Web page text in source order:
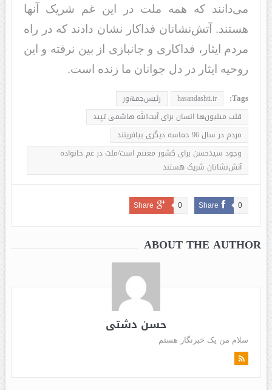
می‌دانند که همه ملت در این غم شریک آنها
هستند. آتش‌نشانان فداکار نشان دادند که در راه
مردم ایثار، فداکاری و جانبازی از بین نرفته و این
روحیه ایثار در دل جوانان ما زنده است.
Tags:
hasandashti.ir
رئیس‌جمهور
قلب میلیون‌ها انسان برای آیت‌الله هاشمی تپید
مردم در سال 96 حماسه دیگری بیافرینند
وجود سیدحسن برای کشور مغتنم است/ملت در غم خانواده
آتش‌نشانان شریک هستند
Share 0
Share 0
ABOUT THE AUTHOR
حسن دشتی
سلام من یک خبرنگار هستم